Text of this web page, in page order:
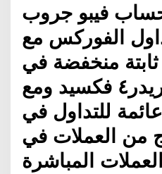
فيبو جروب
الفوركس مع
منخفضة في
السوق متاتريدر٤ فكسيد ومع
للتداول في
من ٦٠ زوج من العملات في